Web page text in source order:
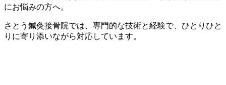
にお悩みの方へ。
さとう鍼灸接骨院では、専門的な技術と経験で、ひとりひと
りに寄り添いながら対応しています。